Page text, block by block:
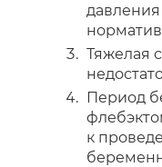
Тяжелая
Период
к